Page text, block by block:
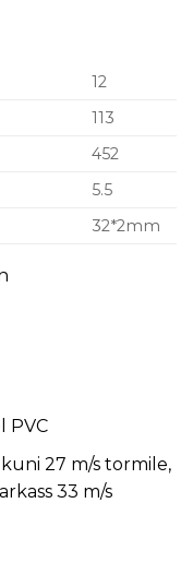
12
113
452
5.5
32*2mm
PVC
27 m/s tormile,
33 m/s